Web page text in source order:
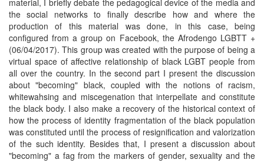
material, I briefly debate the pedagogical device of the media and
the social networks to finally describe how and where the
production of this material was done, in this case, being
configured from a group on Facebook, the Afrodengo LGBTT +
(06/04/2017). This group was created with the purpose of being a
virtual space of affective relationship of black LGBT people from
all over the country. In the second part I present the discussion
about "becoming" black, coupled with the notions of racism,
whitewahsing and miscegenation that interpellate and constitute
the black body. I also make a recovery of the historical context of
how the process of identity fragmentation of the black population
was constituted until the process of resignification and valorization
of the such identity. Besides that, I present a discussion about
"becoming" a fag from the markers of gender, sexuality and the